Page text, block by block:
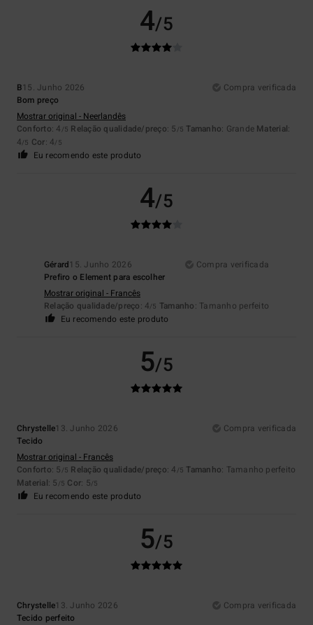
4/5
B15. Junho 2026
Compra verificada
Bom preço
Mostrar original - Neerlandês
Conforto: 4 /5 Relação qualidade/preço: 5 /5 Tamanho: Grande Material:
4/5 Cor: 4/5
Eu recomendo este produto
4/5
Gérard15. Junho 2026
Compra verificada
Prefiro o Element para escolher
Mostrar original - Francês
Relação qualidade/preço: 4/5 Tamanho: Tamanho perfeito
Eu recomendo este produto
5/5
Chrystelle13. Junho 2026
Compra verificada
Tecido
Mostrar original - Francês
Conforto: 5 /5 Relação qualidade/preço: 4 /5 Tamanho: Tamanho perfeito
Material: 5 /5 Cor: 5/5
Eu recomendo este produto
5/5
Chrystelle13. Junho 2026
Compra verificada
Tecido perfeito